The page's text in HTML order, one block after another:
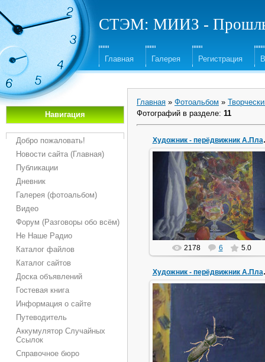
СТЭМ: МИИЗ -
Главная Галерея Регистрация
Навигация
Добро пожаловать!
Новости сайта (Главная)
Публикации
Дневник
Галерея (фотоальбом)
Видео
Форум (Разговоры обо всём)
Не Наше Радио
Каталог файлов
Каталог сайтов
Доска объявлений
Гостевая книга
Информация о сайте
Путеводитель
Аккумулятор Случайных
Ссылок
Справочное бюро
Главная » Фотоальбом »
Фотографий в разделе: 11
03.02.2013
Натюрморт с подгнившим
яблоком и сучком.
Dinozavr1957
2178 6 5.0
03.02.2013
Натюрморт с подгнившим
яблоком и сучком. Фрагмент №2
Dinozavr1957